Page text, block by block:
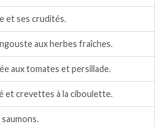
et ses crudités.
aux herbes fraîches.
aux tomates et persillade.
et crevettes à la ciboulette.